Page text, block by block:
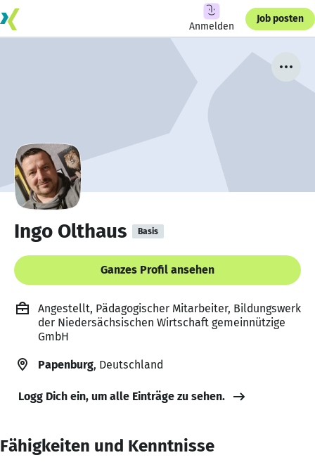
Anmelden
Job posten
Ingo Olthaus Basis
Ganzes Profil ansehen
Angestellt, Pädagogischer Mitarbeiter, Bildungswerk
der Niedersächsischen Wirtschaft gemeinnützige
GmbH
Papenburg, Deutschland
Logg Dich ein, um alle Einträge zu sehen.
Fähigkeiten und Kenntnisse